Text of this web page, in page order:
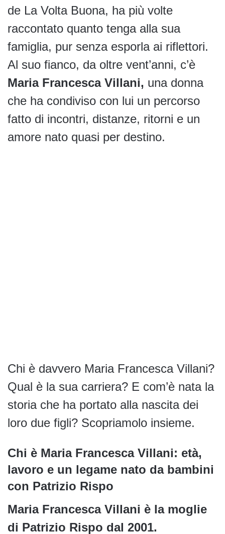
de La Volta Buona, ha più volte
raccontato quanto tenga alla sua
famiglia, pur senza esporla ai riflettori.
Al suo fianco, da oltre vent’anni, c’è
Maria Francesca Villani, una donna
che ha condiviso con lui un percorso
fatto di incontri, distanze, ritorni e un
amore nato quasi per destino.
Chi è davvero Maria Francesca Villani?
Qual è la sua carriera? E com’è nata la
storia che ha portato alla nascita dei
loro due figli? Scopriamolo insieme.
Chi è Maria Francesca Villani: età,
lavoro e un legame nato da bambini
con Patrizio Rispo
Maria Francesca Villani è la moglie
di Patrizio Rispo dal 2001.